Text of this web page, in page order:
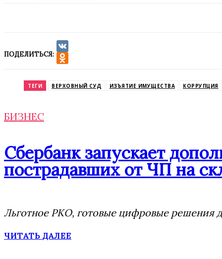
ПОДЕЛИТЬСЯ:
VK
ТЕГИ ВЕРХОВНЫЙ СУД ИЗЪЯТИЕ ИМУЩЕСТВА КОРРУПЦИЯ
БИЗНЕС
Сбербанк запускает
пострадавших от ЧП на
Льготное РКО, готовые цифровые решения
ЧИТАТЬ ДАЛЕЕ